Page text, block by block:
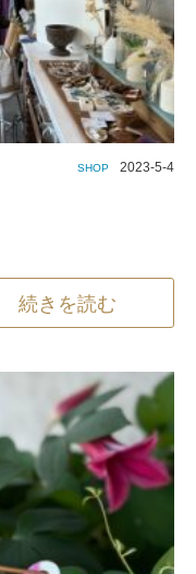
2023-5-4
SHOP
続きを読む